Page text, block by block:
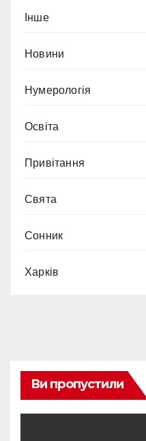
Інше
Новини
Нумерологія
Освіта
Привітання
Свята
Сонник
Харків
Ви пропустили